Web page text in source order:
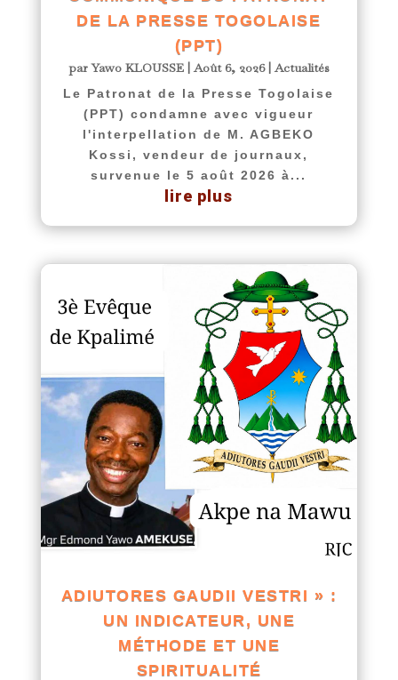
DE LA PRESSE TOGOLAISE
(PPT)
parYawo KLOUSSE|Août 6, 2026|Actualités
Le Patronat de la Presse Togolaise
(PPT) condamne avec vigueur
l'interpellation de M. AGBEKO
Kossi, vendeur de journaux,
survenue le 5 août 2026 à...
lire plus
ADIUTORES GAUDII VESTRI » :
UN INDICATEUR, UNE
MÉTHODE ET UNE
SPIRITUALITÉ